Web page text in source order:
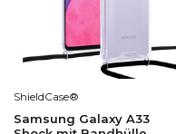
ShieldCase®
Samsung Galaxy A33